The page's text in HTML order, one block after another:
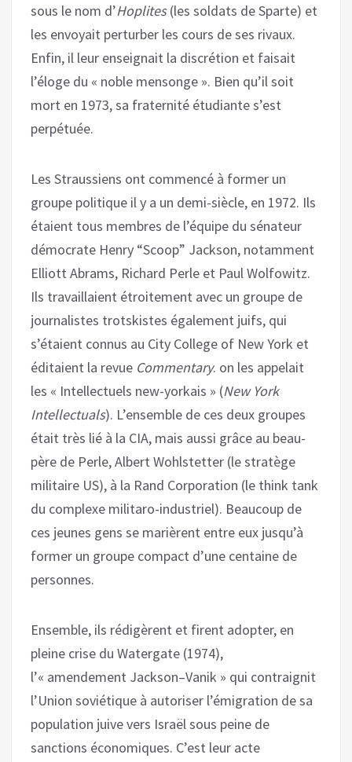
sous le nom d’Hoplites(les soldats de Sparte) et
les envoyait perturber les cours de ses rivaux.
Enfin, il leur enseignait la discrétion et faisait
l’éloge du « noble mensonge ». Bien qu’il soit
mort en 1973, sa fraternité étudiante s’est
perpétuée.
Les Straussiens ont commencé à former un
groupe politique il y a un demi-siècle, en 1972. Ils
étaient tous membres de l’équipe du sénateur
démocrate Henry “Scoop” Jackson, notamment
Elliott Abrams, Richard Perle et Paul Wolfowitz.
Ils travaillaient étroitement avec un groupe de
journalistes trotskistes également juifs, qui
s’étaient connus au City College of New York et
éditaient la revue Commentary. on les appelait
les « Intellectuels new-yorkais » (New York
Intellectuals). L’ensemble de ces deux groupes
était très lié à la CIA, mais aussi grâce au beau-
père de Perle, Albert Wohlstetter (le stratège
militaire US), à la Rand Corporation (le think tank
du complexe militaro-industriel). Beaucoup de
ces jeunes gens se marièrent entre eux jusqu’à
former un groupe compact d’une centaine de
personnes.
Ensemble, ils rédigèrent et firent adopter, en
pleine crise du Watergate (1974),
l’« amendement Jackson–Vanik » qui contraignit
l’Union soviétique à autoriser l’émigration de sa
population juive vers Israël sous peine de
sanctions économiques. C’est leur acte